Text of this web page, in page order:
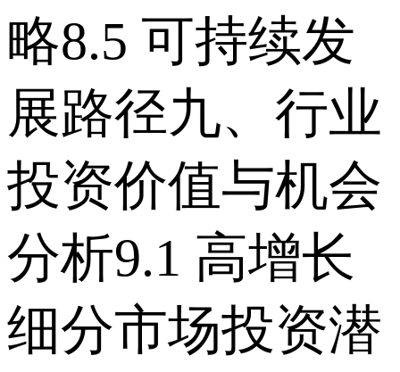
略 8.5 可持续发
展路径 九、行业
投资价值与机会
分析 9.1 高增长
细分市场投资潜